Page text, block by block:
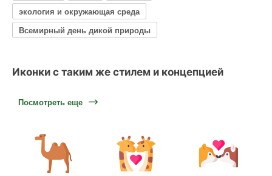
экология и окружающая среда
Всемирный день дикой природы
Иконки с таким же стилем и концепцией
Посмотреть еще